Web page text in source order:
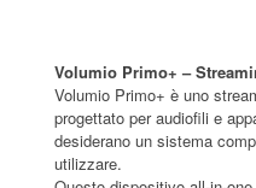
Volumio Primo+ –
Volumio Primo+ è uno
progettato per audiofili e
desiderano un sistema
utilizzare.